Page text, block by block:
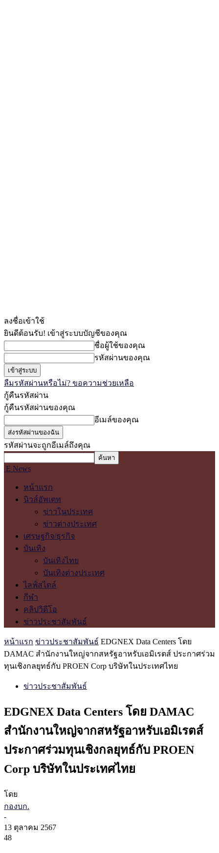
ลงชื่อเข้าใช้
ยินดีต้อนรับ! เข้าสู่ระบบบัญชีของคุณ
ชื่อผู้ใช้ของคุณ
รหัสผ่านของคุณ
ลืมรหัสผ่านหรือไม่? ขอความช่วยเหลือ
กู้คืนรหัสผ่าน
กู้คืนรหัสผ่านของคุณ
อีเมล์ของคุณ
รหัสผ่านจะถูกอีเมล์ถึงคุณ
E News
หน้าแรก
นิวส์อัพเดท
ข่าวในประเทศ
ข่าวต่างประเทศ
เศรษฐกิจ/ธุรกิจ
บันเทิง
บันเทิงไทย
บันเทิงต่างประเทศ
ไลฟ์สไตล์
กีฬา
คลิปวิดีโอ
ข่าวประชาสัมพันธ์
หน้าแรก ข่าวประชาสัมพันธ์ EDGNEX Data Centers โดย
DAMAC สำนักงานใหญ่จากสหรัฐอาหรับเอมิเรตส์ ประกาศร่วม
ทุนเชิงกลยุทธ์กับ PROEN Corp บริษัทในประเทศไทย
ข่าวประชาสัมพันธ์
EDGNEX Data Centers โดย DAMAC
สำนักงานใหญ่จากสหรัฐอาหรับเอมิเรตส์
ประกาศร่วมทุนเชิงกลยุทธ์กับ PROEN
Corp บริษัทในประเทศไทย
โดย
กองบก.
-
13 ตุลาคม 2567
48